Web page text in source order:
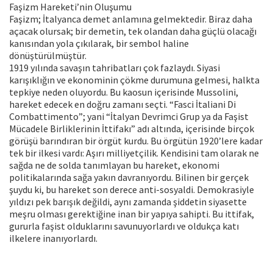
Faşizm Hareketi’nin Oluşumu
Faşizm; İtalyanca demet anlamına gelmektedir. Biraz daha
açacak olursak; bir demetin, tek olandan daha güçlü olacağı
kanısından yola çıkılarak, bir sembol haline
dönüştürülmüştür.
1919 yılında savaşın tahribatları çok fazlaydı. Siyasi
karışıklığın ve ekonominin çökme durumuna gelmesi, halkta
tepkiye neden oluyordu. Bu kaosun içerisinde Mussolini,
hareket edecek en doğru zamanı seçti. “Fasci İtaliani Di
Combattimento”; yani “İtalyan Devrimci Grup ya da Faşist
Mücadele Birliklerinin İttifakı” adı altında, içerisinde birçok
görüşü barındıran bir örgüt kurdu. Bu örgütün 1920’lere kadar
tek bir ilkesi vardı: Aşırı milliyetçilik. Kendisini tam olarak ne
sağda ne de solda tanımlayan bu hareket, ekonomi
politikalarında sağa yakın davranıyordu. Bilinen bir gerçek
şuydu ki, bu hareket son derece anti-sosyaldi. Demokrasiyle
yıldızı pek barışık değildi, aynı zamanda şiddetin siyasette
meşru olması gerektiğine inan bir yapıya sahipti. Bu ittifak,
gururla faşist olduklarını savunuyorlardı ve oldukça katı
ilkelere inanıyorlardı.